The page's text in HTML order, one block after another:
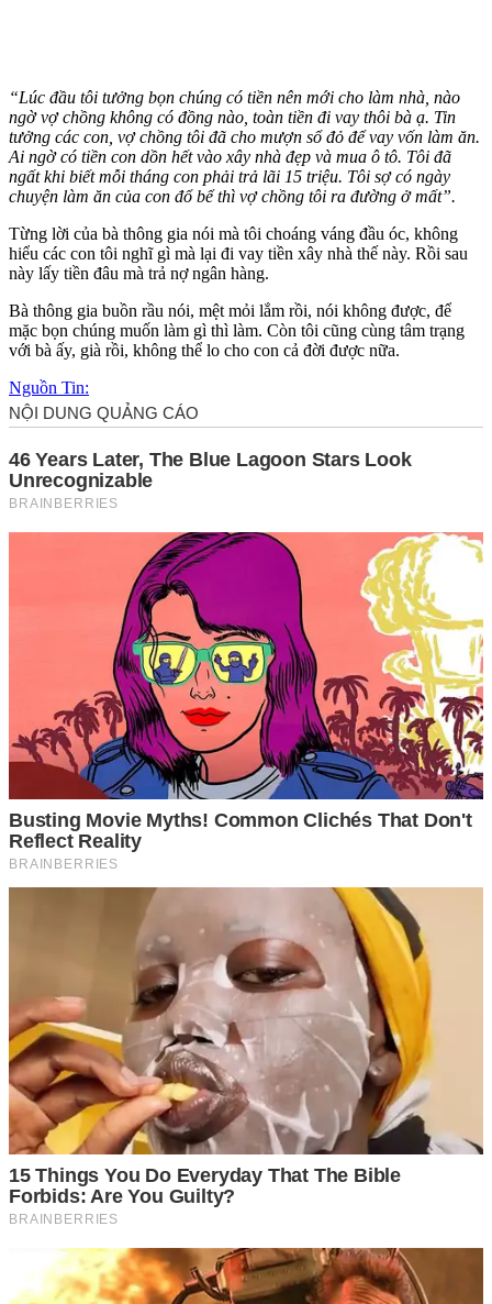
“Lúc đầu tôi tưởng bọn chúng có tiền nên mới cho làm nhà, nào
ngờ vợ chồng không có đồng nào, toàn tiền đi vay thôi bà ạ. Tin
tưởng các con, vợ chồng tôi đã cho mượn sổ đỏ để vay vốn làm ăn.
Ai ngờ có tiền con dồn hết vào xây nhà đẹp và mua ô tô. Tôi đã
ngất khi biết mỗi tháng con phải trả lãi 15 triệu. Tôi sợ có ngày
chuyện làm ăn của con đổ bể thì vợ chồng tôi ra đường ở mất”.
Từng lời của bà thông gia nói mà tôi choáng váng đầu óc, không
hiểu các con tôi nghĩ gì mà lại đi vay tiền xây nhà thế này. Rồi sau
này lấy tiền đâu mà trả nợ ngân hàng.
Bà thông gia buồn rầu nói, mệt mỏi lắm rồi, nói không được, để
mặc bọn chúng muốn làm gì thì làm. Còn tôi cũng cùng tâm trạng
với bà ấy, già rồi, không thể lo cho con cả đời được nữa.
Nguồn Tin: